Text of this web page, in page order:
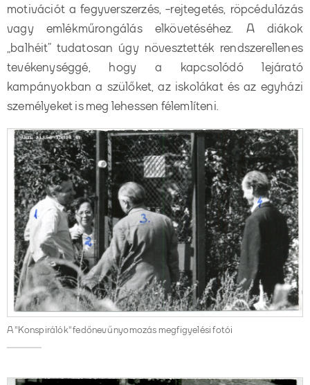
motivációt a fegyverszerzés, -rejtegetés, röpcédulázás
vagy emlékműrongálás elkövetéséhez. A diákok
„balhéit” tudatosan úgy növesztették rendszerellenes
tevékenységgé, hogy a kapcsolódó lejárató
kampányokban a szülőket, az iskolákat és az egyházi
személyeket is meg lehessen félemlíteni.
A "Konspirálók" fedőnevű nyomozás megfigyelési fotói